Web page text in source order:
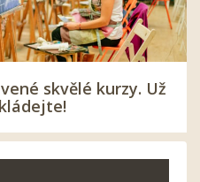
skvělé kurzy. Už